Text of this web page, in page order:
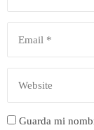
Guarda mi